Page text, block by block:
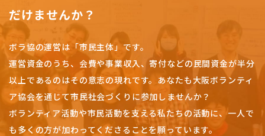
だけませんか？
ボラ協の運営は「市民主体」です。
運営資金のうち、会費や事業収入、寄付などの民間資金が半分
以上であるのはその意志の現れです。 あなたも大阪ボランティ
ア協会を通じて市民社会づくりに参加しませんか？
ボランティア活動や市民活動を支える私たちの活動に、一人で
も多くの方が加わってくださることを願っています。